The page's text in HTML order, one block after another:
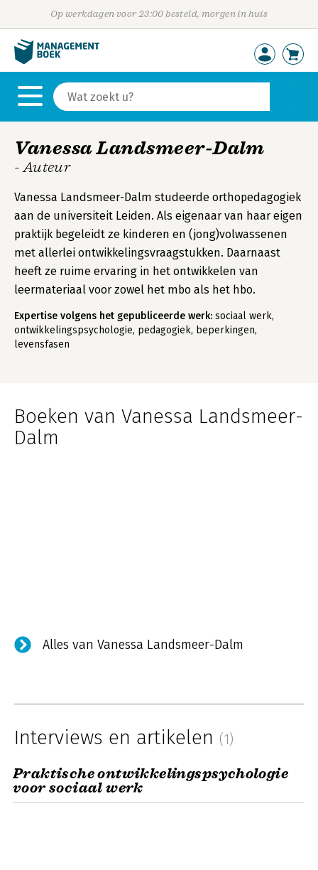
Op werkdagen voor 23:00 besteld, morgen in huis
Vanessa Landsmeer-Dalm
- Auteur
Vanessa Landsmeer-Dalm studeerde orthopedagogiek
aan de universiteit Leiden. Als eigenaar van haar eigen
praktijk begeleidt ze kinderen en (jong)volwassenen
met allerlei ontwikkelingsvraagstukken. Daarnaast
heeft ze ruime ervaring in het ontwikkelen van
leermateriaal voor zowel het mbo als het hbo.
Expertise volgens het gepubliceerde werk: sociaal werk,
ontwikkelingspsychologie, pedagogiek, beperkingen,
levensfasen
Boeken van Vanessa Landsmeer-
Dalm
Alles van Vanessa Landsmeer-Dalm
Interviews en artikelen (1)
Praktische ontwikkelingspsychologie
voor sociaal werk